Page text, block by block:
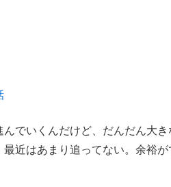
でいくんだけど、だんだん大
近はあまり追ってない。余裕が